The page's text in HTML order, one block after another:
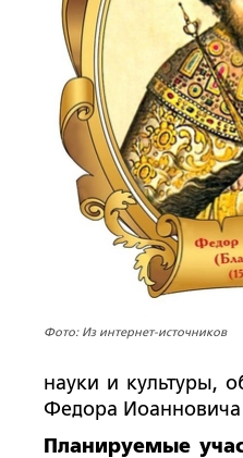
Фото: Из интернет-источников
науки и культуры,
Федора
Планируемые